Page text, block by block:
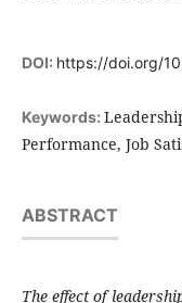
DOI: https://doi.org/
Keywords:
Performance, Job
ABSTRACT
The effect of